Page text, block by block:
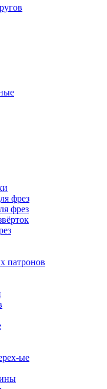
фрез
фрез
патронов
ые